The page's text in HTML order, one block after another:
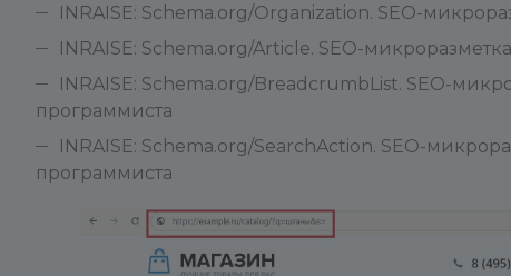
INRAISE: Schema.org/Organization. SEO-
INRAISE: Schema.org/Article. SEO-
INRAISE: Schema.org/BreadcrumbList. SEO-
программиста
INRAISE: Schema.org/SearchAction. SEO-
программиста